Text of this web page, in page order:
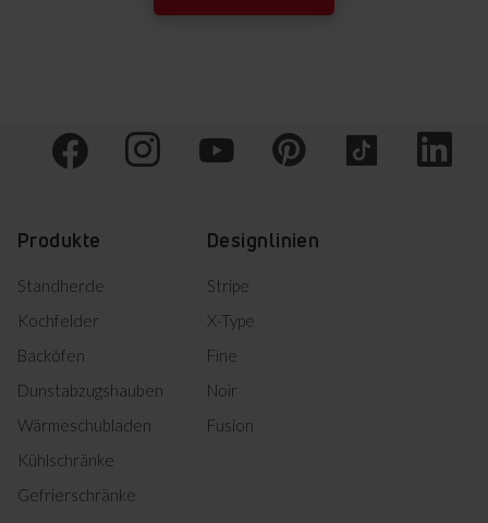
Warn- und
Herunterladen
(CS,EN,DE,SL,FR,NL,SK,HR)
Informationsblatt
Produktinformation
DE Technische Zeichnungen
Einbauzeichnung
Produkte
Standherde
Kochfelder
Backöfen
Dunstabzugshauben
Wärmeschubladen
Kühlschränke
Gefrierschränke
Designlinien
Stripe
X-Type
Fine
Noir
Fusion